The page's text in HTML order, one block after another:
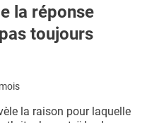
la réponse
toujours
la raison pour laquelle